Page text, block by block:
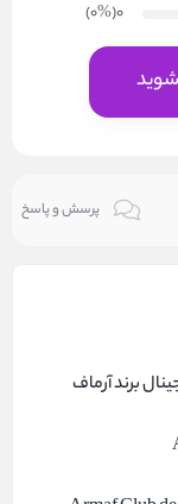
0(۰%
)
پرسش و پاسخ
برند آرماف